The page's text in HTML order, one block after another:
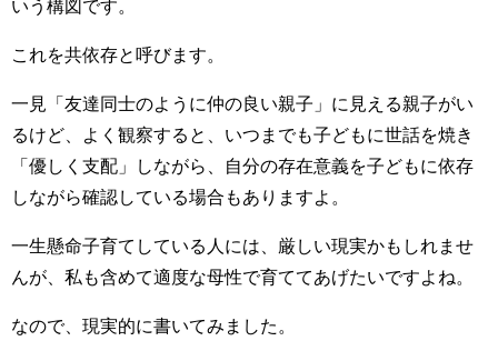
いう構図です。
これを共依存と呼びます。
一見「友達同士のように仲の良い親子」に見える親子がい
るけど、よく観察すると、いつまでも子どもに世話を焼き
「優しく支配」しながら、自分の存在意義を子どもに依存
しながら確認している場合もありますよ。
一生懸命子育てしている人には、厳しい現実かもしれませ
んが、私も含めて適度な母性で育ててあげたいですよね。
なので、現実的に書いてみました。